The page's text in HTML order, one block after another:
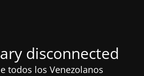
disconnected
todos los Venezolanos